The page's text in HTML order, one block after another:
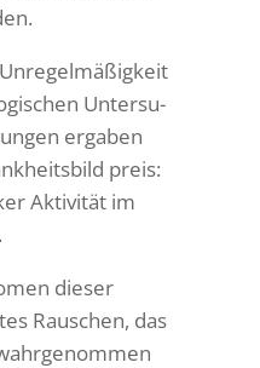
Unter­su­
ergaben
preis:
Akti­vität im
dieser
Rauschen, das